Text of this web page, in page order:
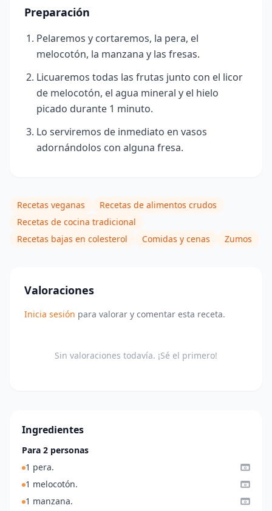
Preparación
Pelaremos y cortaremos, la pera, el
melocotón, la manzana y las fresas.
Licuaremos todas las frutas junto con el licor
de melocotón, el agua mineral y el hielo
picado durante 1 minuto.
Lo serviremos de inmediato en vasos
adornándolos con alguna fresa.
Recetas veganas
Recetas de alimentos crudos
Recetas de cocina tradicional
Recetas bajas en colesterol
Comidas y cenas Zumos
Valoraciones
Inicia sesión para valorar y comentar esta receta.
Sin valoraciones todavía. ¡Sé el primero!
Ingredientes
Para 2 personas
1 pera.
1 melocotón.
1 manzana.